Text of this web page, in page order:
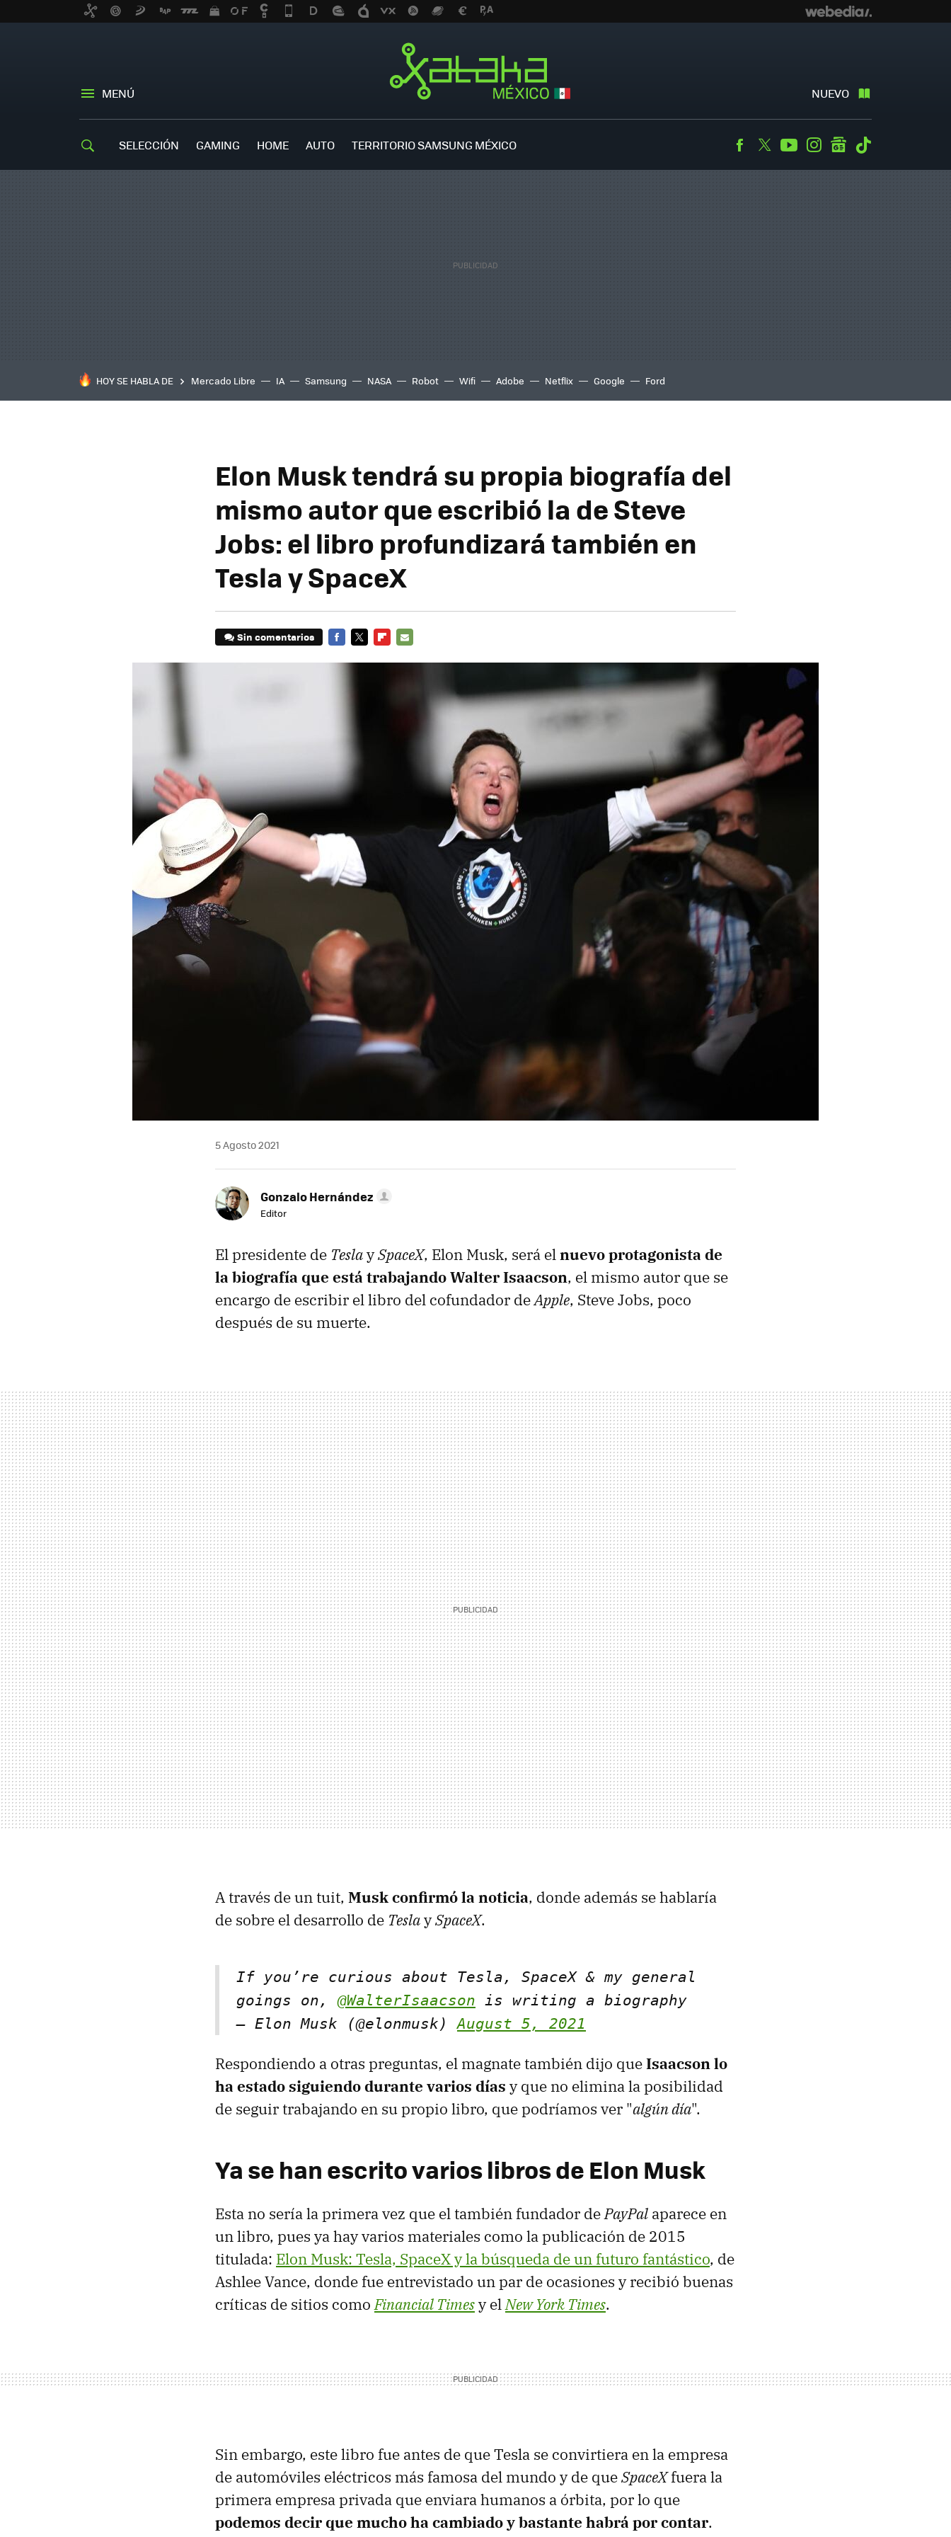
MENÚ NUEVO
SELECCIÓN GAMING HOME AUTO TERRITORIO SAMSUNG MÉXICO Facebook
TwitterYoutubeInstagramgooglenews
HOY SE HABLA DE Mercado Libre IA Samsung NASA Robot Wifi Adobe Netflix Google Ford
Elon Musk tendrá su propia biografía del
mismo autor que escribió la de Steve
Jobs: el libro profundizará también en
Tesla y SpaceX
Sin comentarios
5 Agosto 2021
Gonzalo Hernández
Editor
El presidente de TeslaySpaceX, Elon Musk, será elnuevo protagonista de
la biografía que está trabajando Walter Isaacson, el mismo autor que se
encargo de escribir el libro del cofundador deApple, Steve Jobs, poco
después de su muerte.
A través de un tuit, Musk confirmó la noticia, donde además se hablaría
de sobre el desarrollo de TeslaySpaceX.
If you’re curious about Tesla, SpaceX & my general
goings on,@WalterIsaacson is writing a biography
— Elon Musk (@elonmusk)August 5, 2021
Respondiendo a otras preguntas, el magnate también dijo queIsaacson lo
ha estado siguiendo durante varios días y que no elimina la posibilidad
de seguir trabajando en su propio libro, que podríamos ver "algún día".
Ya se han escrito varios libros de Elon Musk
Esta no sería la primera vez que el también fundador dePayPal aparece en
un libro, pues ya hay varios materiales como la publicación de 2015
titulada: Elon Musk: Tesla, SpaceX y la búsqueda de un futuro fantástico, de
Ashlee Vance, donde fue entrevistado un par de ocasiones y recibió buenas
críticas de sitios comoFinancial Timesy elNew York Times.
Sin embargo, este libro fue antes de que Tesla se convirtiera en la empresa
de automóviles eléctricos más famosa del mundo y de queSpaceXfuera la
primera empresa privada que enviara humanos a órbita, por lo que
podemos decir que mucho ha cambiado y bastante habrá por contar.